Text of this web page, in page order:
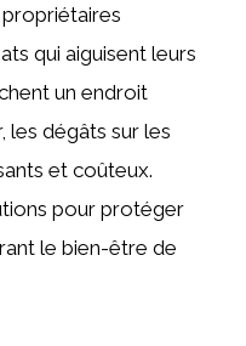
qui aiguisent leurs
un endroit
dégâts sur les
et coûteux.
pour protéger
le bien-être de